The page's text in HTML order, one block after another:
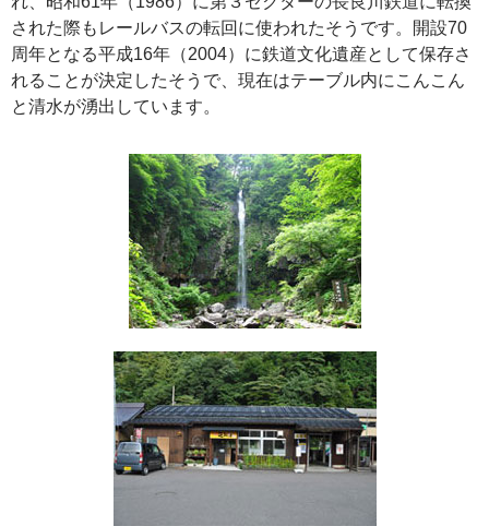
された際もレールバスの転回に使われたそうです。開設70
周年となる平成16年（2004）に鉄道文化遺産として保存さ
れることが決定したそうで、現在はテーブル内にこんこん
と清水が湧出しています。